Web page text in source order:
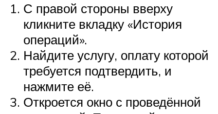
С правой стороны вверху
кликните вкладку «История
операций».
Найдите услугу, оплату которой
требуется подтвердить, и
нажмите её.
Откроется окно с проведённой